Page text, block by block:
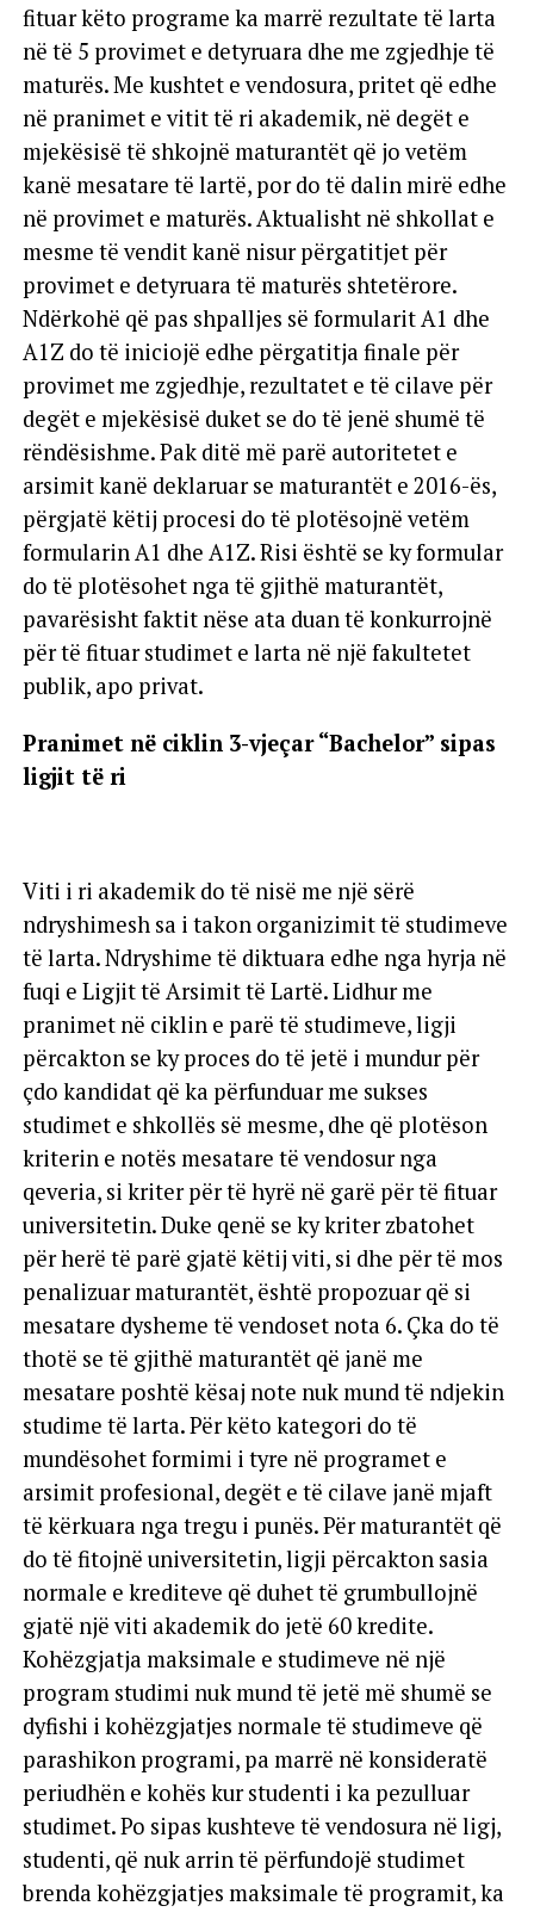
fituar këto programe ka marrë rezultate të larta
në të 5 provimet e detyruara dhe me zgjedhje të
maturës. Me kushtet e vendosura, pritet që edhe
në pranimet e vitit të ri akademik, në degët e
mjekësisë të shkojnë maturantët që jo vetëm
kanë mesatare të lartë, por do të dalin mirë edhe
në provimet e maturës. Aktualisht në shkollat e
mesme të vendit kanë nisur përgatitjet për
provimet e detyruara të maturës shtetërore.
Ndërkohë që pas shpalljes së formularit A1 dhe
A1Z do të iniciojë edhe përgatitja finale për
provimet me zgjedhje, rezultatet e të cilave për
degët e mjekësisë duket se do të jenë shumë të
rëndësishme. Pak ditë më parë autoritetet e
arsimit kanë deklaruar se maturantët e 2016-ës,
përgjatë këtij procesi do të plotësojnë vetëm
formularin A1 dhe A1Z. Risi është se ky formular
do të plotësohet nga të gjithë maturantët,
pavarësisht faktit nëse ata duan të konkurrojnë
për të fituar studimet e larta në një fakultetet
publik, apo privat.
Pranimet në ciklin 3-vjeçar “Bachelor” sipas
ligjit të ri
Viti i ri akademik do të nisë me një sërë
ndryshimesh sa i takon organizimit të studimeve
të larta. Ndryshime të diktuara edhe nga hyrja në
fuqi e Ligjit të Arsimit të Lartë. Lidhur me
pranimet në ciklin e parë të studimeve, ligji
përcakton se ky proces do të jetë i mundur për
çdo kandidat që ka përfunduar me sukses
studimet e shkollës së mesme, dhe që plotëson
kriterin e notës mesatare të vendosur nga
qeveria, si kriter për të hyrë në garë për të fituar
universitetin. Duke qenë se ky kriter zbatohet
për herë të parë gjatë këtij viti, si dhe për të mos
penalizuar maturantët, është propozuar që si
mesatare dysheme të vendoset nota 6. Çka do të
thotë se të gjithë maturantët që janë me
mesatare poshtë kësaj note nuk mund të ndjekin
studime të larta. Për këto kategori do të
mundësohet formimi i tyre në programet e
arsimit profesional, degët e të cilave janë mjaft
të kërkuara nga tregu i punës. Për maturantët që
do të fitojnë universitetin, ligji përcakton sasia
normale e krediteve që duhet të grumbullojnë
gjatë një viti akademik do jetë 60 kredite.
Kohëzgjatja maksimale e studimeve në një
program studimi nuk mund të jetë më shumë se
dyfishi i kohëzgjatjes normale të studimeve që
parashikon programi, pa marrë në konsideratë
periudhën e kohës kur studenti i ka pezulluar
studimet. Po sipas kushteve të vendosura në ligj,
studenti, që nuk arrin të përfundojë studimet
brenda kohëzgjatjes maksimale të programit, ka